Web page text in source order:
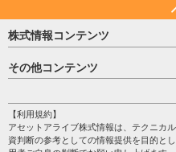
株式情報コンテンツ
日経平均
売買シグナル
株テーマ情報
海外市況
その他コンテンツ
個人情報保護方針
プライバシーポリシー
【利用規約】
アセットアライブ株式情報は、テクニカ
資判断の参考としての情報提供を目的と